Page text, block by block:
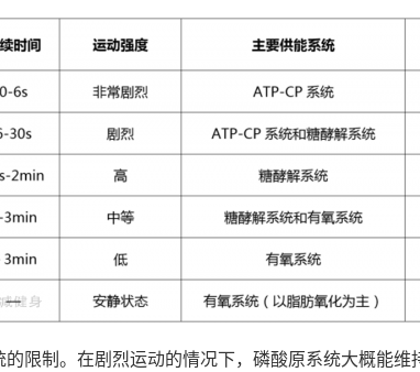
限制。在剧烈运动的情况下，磷酸原系统大概能